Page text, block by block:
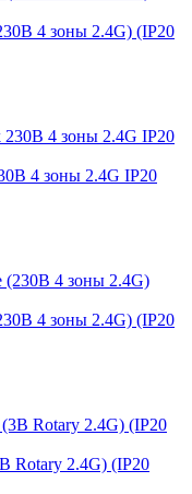
4 зоны 2.4G) (IP20
4 зоны 2.4G IP20
4 зоны 2.4G) (IP20
Rotary 2.4G) (IP20